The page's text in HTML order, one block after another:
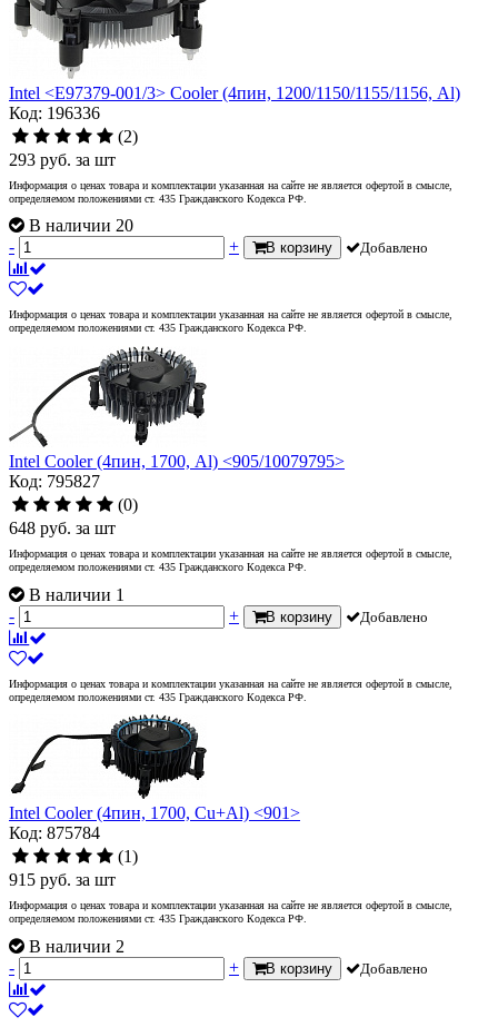
Intel <E97379-001/3> Cooler (4пин, 1200/1150/1155/1156, Al)
Код: 196336
(2)
293 руб. за шт
Информация о ценах товара и комплектации указанная на сайте не является офертой в смысле,
определяемом положениями ст. 435 Гражданского Кодекса РФ.
В наличии 20
-
+ В корзину Добавлено
Информация о ценах товара и комплектации указанная на сайте не является офертой в смысле,
определяемом положениями ст. 435 Гражданского Кодекса РФ.
Intel Cooler (4пин, 1700, Al) <905/10079795>
Код: 795827
(0)
648 руб. за шт
Информация о ценах товара и комплектации указанная на сайте не является офертой в смысле,
определяемом положениями ст. 435 Гражданского Кодекса РФ.
В наличии 1
-
+ В корзину Добавлено
Информация о ценах товара и комплектации указанная на сайте не является офертой в смысле,
определяемом положениями ст. 435 Гражданского Кодекса РФ.
Intel Cooler (4пин, 1700, Cu+Al) <901>
Код: 875784
(1)
915 руб. за шт
Информация о ценах товара и комплектации указанная на сайте не является офертой в смысле,
определяемом положениями ст. 435 Гражданского Кодекса РФ.
В наличии 2
-
+ В корзину Добавлено